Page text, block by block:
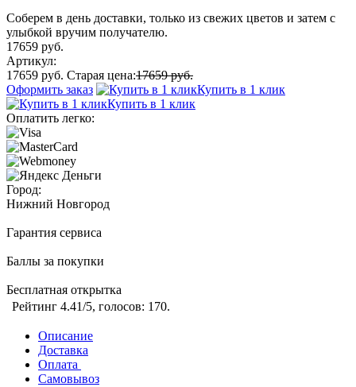
Соберем в день доставки, только из свежих цветов и затем с
улыбкой вручим получателю.
17659 руб.
Артикул:
17659 руб. Старая цена:17659 руб.
Оформить заказ
Купить в 1 клик
Купить в 1 клик
Оплатить легко:
Город:
Нижний Новгород
Гарантия сервиса
Баллы за покупки
Бесплатная открытка
Рейтинг 4.41/5, голосов: 170.
Описание
Доставка
Оплата
Самовывоз